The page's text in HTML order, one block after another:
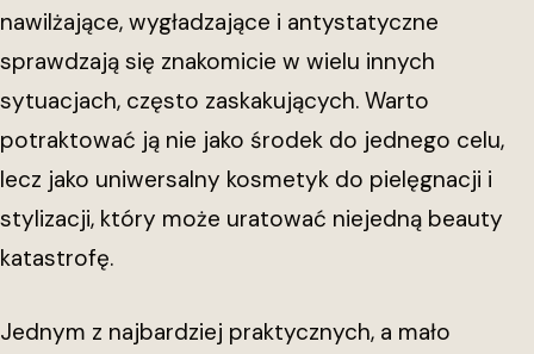
nawilżające, wygładzające i antystatyczne
sprawdzają się znakomicie w wielu innych
sytuacjach, często zaskakujących. Warto
potraktować ją nie jako środek do jednego celu,
lecz jako uniwersalny kosmetyk do pielęgnacji i
stylizacji, który może uratować niejedną beauty
katastrofę.
Jednym z najbardziej praktycznych, a mało